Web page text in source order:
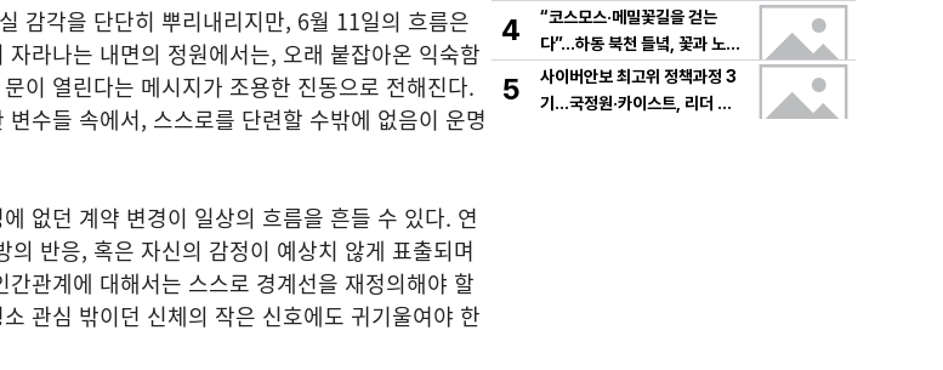
감각을 단단히 뿌리내리지만, 6월 11일의 흐름은
라나는 내면의 정원에서는, 오래 붙잡아온 익숙함
이 열린다는 메시지가 조용한 진동으로 전해진다.
수들 속에서, 스스로를 단련할 수밖에 없음이 운명
없던 계약 변경이 일상의 흐름을 흔들 수 있다. 연
반응, 혹은 자신의 감정이 예상치 않게 표출되며
관계에 대해서는 스스로 경계선을 재정의해야 할
관심 밖이던 신체의 작은 신호에도 귀기울여야 한
9% 기록
4
“코스모스·메밀꽃길을 걷는
다”…하동 북천 들녘, 꽃과 노래
로 물드는 가을의 하루
5
사이버안보 최고위 정책과정 3
기…국정원·카이스트, 리더 안